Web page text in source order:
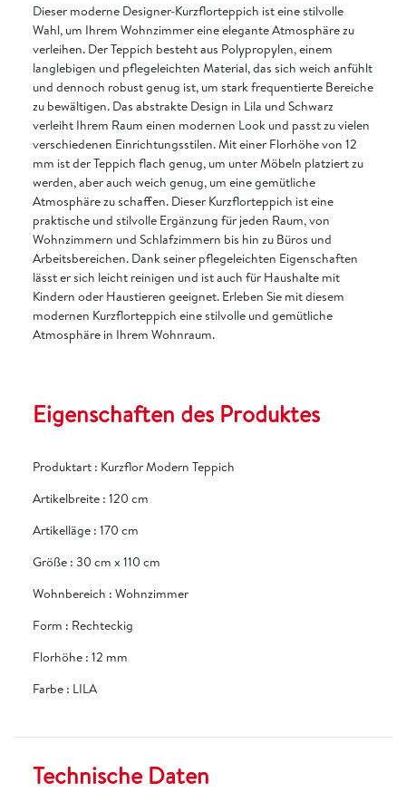
Dieser moderne Designer-Kurzflorteppich ist eine stilvolle
Wahl, um Ihrem Wohnzimmer eine elegante Atmosphäre zu
verleihen. Der Teppich besteht aus Polypropylen, einem
langlebigen und pflegeleichten Material, das sich weich anfühlt
und dennoch robust genug ist, um stark frequentierte Bereiche
zu bewältigen. Das abstrakte Design in Lila und Schwarz
verleiht Ihrem Raum einen modernen Look und passt zu vielen
verschiedenen Einrichtungsstilen. Mit einer Florhöhe von 12
mm ist der Teppich flach genug, um unter Möbeln platziert zu
werden, aber auch weich genug, um eine gemütliche
Atmosphäre zu schaffen. Dieser Kurzflorteppich ist eine
praktische und stilvolle Ergänzung für jeden Raum, von
Wohnzimmern und Schlafzimmern bis hin zu Büros und
Arbeitsbereichen. Dank seiner pflegeleichten Eigenschaften
lässt er sich leicht reinigen und ist auch für Haushalte mit
Kindern oder Haustieren geeignet. Erleben Sie mit diesem
modernen Kurzflorteppich eine stilvolle und gemütliche
Atmosphäre in Ihrem Wohnraum.
Eigenschaften des Produktes
Produktart : Kurzflor Modern Teppich
Artikelbreite : 120 cm
Artikelläge : 170 cm
Größe : 30 cm x 110 cm
Wohnbereich : Wohnzimmer
Form : Rechteckig
Florhöhe : 12 mm
Farbe : LILA
Technische Daten